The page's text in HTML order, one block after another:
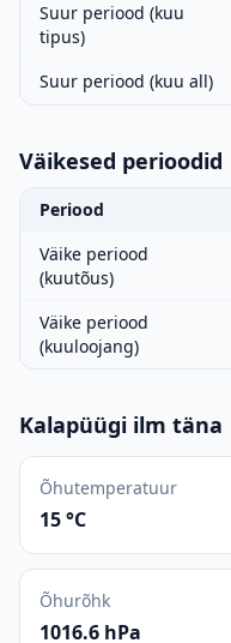
Suur periood (kuu
tipus)
Suur periood (kuu all)
Väikesed perioodid
Periood
Väike periood
(kuutõus)
Väike periood
(kuuloojang)
Kalapüügi ilm täna
Õhutemperatuur
15 °C
Õhurõhk
1016.6 hPa